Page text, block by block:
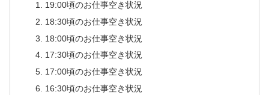
19:00頃のお仕事空き状況
18:30頃のお仕事空き状況
18:00頃のお仕事空き状況
17:30頃のお仕事空き状況
17:00頃のお仕事空き状況
16:30頃のお仕事空き状況